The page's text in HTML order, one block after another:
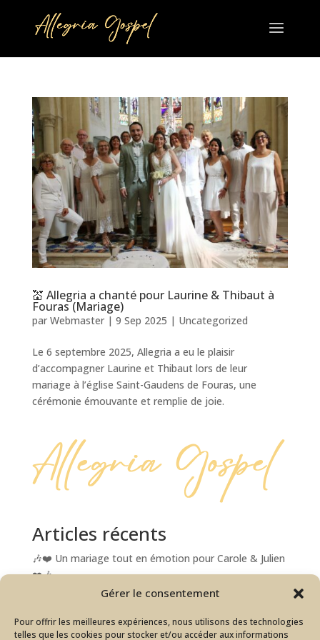
Gérer le consentement
Pour offrir les meilleures expériences, nous utilisons des technologies
telles que les cookies pour stocker et/ou accéder aux informations
💒 Allegria a chanté pour Laurine & Thibaut à
Fouras (Mariage)
par Webmaster| 9 Sep 2025 | Uncategorized
Le 6 septembre 2025, Allegria a eu le plaisir
d’accompagner Laurine et Thibaut lors de leur
mariage à l’église Saint-Gaudens de Fouras, une
cérémonie émouvante et remplie de joie.
Articles récents
🎶❤️ Un mariage tout en émotion pour Carole & Julien
❤️🎶
Merci Royan ! Quelle soirée incroyable à la salle Jean
La magie du gospel a illuminé le marché de Noël de